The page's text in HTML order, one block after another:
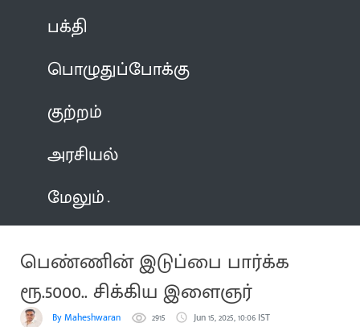
பக்தி
பொழுதுப்போக்கு
குற்றம்
அரசியல்
மேலும்
பெண்ணின் இடுப்பை பார்க்க
ரூ.5000.. சிக்கிய இளைஞர்
By Maheshwaran 2915 Jun 15, 2025, 10:06 IST